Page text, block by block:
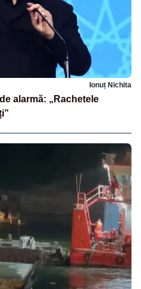
Ionuț Nichita
alarmă: „Rachetele